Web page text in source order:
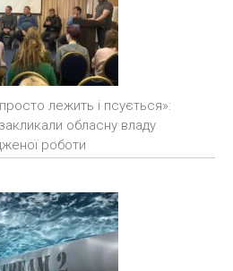
лежить і псується»:
обласну владу
роботи